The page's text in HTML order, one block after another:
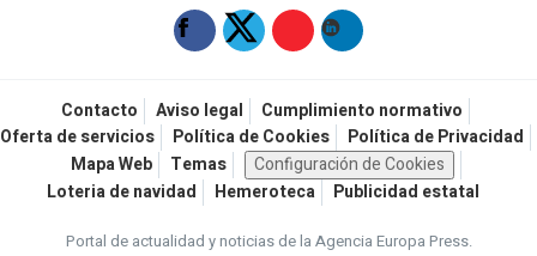
Contacto Aviso legal
Cumplimiento normativo
Oferta de servicios
Política de Cookies
Política de Privacidad
Mapa Web
Temas
Configuración de Cookies
Loteria de navidad
Hemeroteca Publicidad estatal
Portal de actualidad y noticias de la Agencia Europa Press.